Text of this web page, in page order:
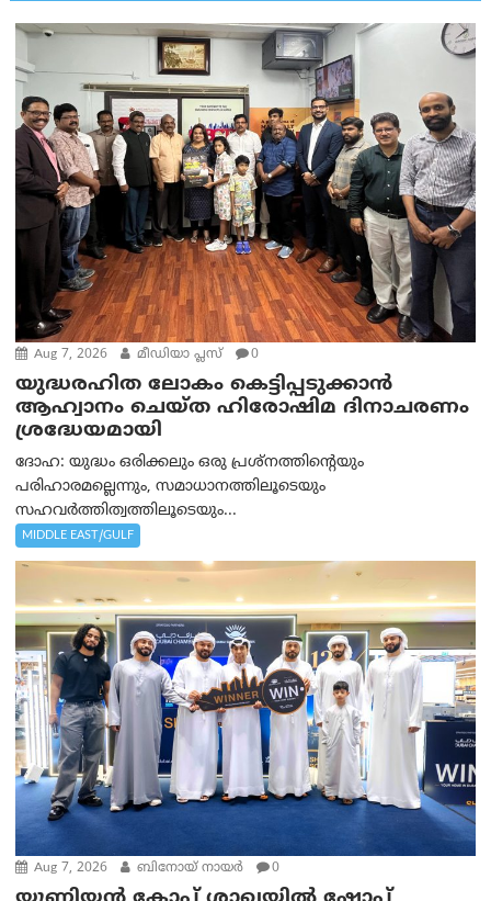
Aug 7, 2026 മീഡിയാ പ്ലസ് 0
യുദ്ധരഹിത ലോകം കെട്ടിപ്പടുക്കാന്‍
ആഹ്വാനം ചെയ്ത ഹിരോഷിമ ദിനാചരണം
ശ്രദ്ധേയമായി
ദോഹ: യുദ്ധം ഒരിക്കലും ഒരു പ്രശ്‌നത്തിന്റെയും
പരിഹാരമല്ലെന്നും, സമാധാനത്തിലൂടെയും
സഹവര്‍ത്തിത്വത്തിലൂടെയും...
MIDDLE EAST/GULF
Aug 7, 2026 ബിനോയ് നായര്‍ 0